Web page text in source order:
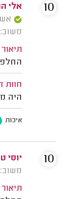
אלי
אשרור:
משוב: 15/12/2025
חוות
היה
איכות
10
יוסי
משוב: 02/02/2026
10